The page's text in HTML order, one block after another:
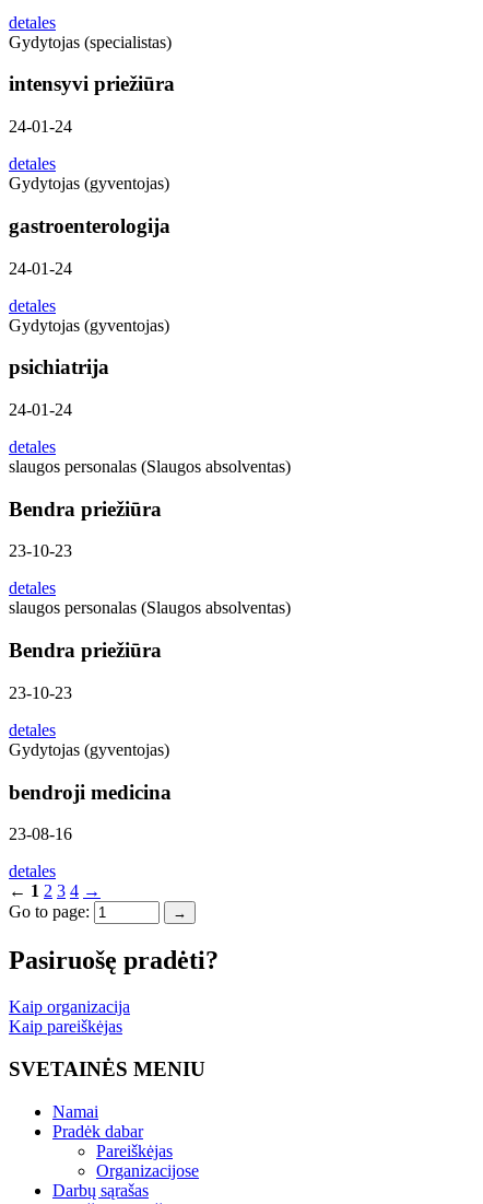
detales
Gydytojas (specialistas)
intensyvi priežiūra
24-01-24
detales
Gydytojas (gyventojas)
gastroenterologija
24-01-24
detales
Gydytojas (gyventojas)
psichiatrija
24-01-24
detales
slaugos personalas (Slaugos absolventas)
Bendra priežiūra
23-10-23
detales
slaugos personalas (Slaugos absolventas)
Bendra priežiūra
23-10-23
detales
Gydytojas (gyventojas)
bendroji medicina
23-08-16
detales
← 1 2 3 4 →
Go to page:
→
Pasiruošę pradėti?
Kaip organizacija
Kaip pareiškėjas
SVETAINĖS MENIU
Namai
Pradėk dabar
Pareiškėjas
Organizacijose
Darbų sąrašas